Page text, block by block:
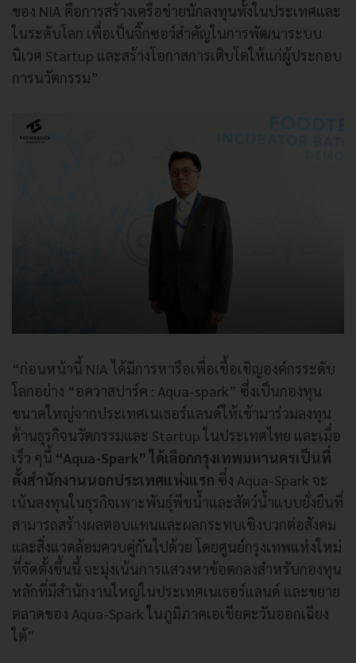
ของ NIA คือการสร้างเครือข่ายนักลงทุนทั้งในประเทศและ
ในระดับโลก เพื่อเป็นจิ๊กซอว์สำคัญในการพัฒนาระบบ
นิเวศ Startup และสร้างโอกาสการเติบโตให้แก่ผู้ประกอบ
การนวัตกรรม”
“ก่อนหน้านี้ NIA ได้มีการหารือเพื่อเชื้อเชิญองค์กรระดับ
โลกอย่าง “อควาสปาร์ค : Aqua-spark” ซึ่งเป็นกองทุน
ขนาดใหญ่จากประเทศเนเธอร์แลนด์ให้เข้ามาร่วมลงทุน
ด้านธุรกิจนวัตกรรมและ Startup ในประเทศไทย และเมื่อ
เร็ว ๆนี้ “Aqua-Spark” ได้เลือกกรุงเทพมหานครเป็นที่
ตั้งสำนักงานนอกประเทศแห่งแรก ซึ่ง Aqua-Spark จะ
เน้นลงทุนในธุรกิจเพาะพันธุ์พืชน้ำและสัตว์น้ำแบบยั่งยืนที่
สามารถสร้างผลตอบแทนและผลกระทบเชิงบวกต่อสังคม
และสิ่งแวดล้อมควบคู่กันไปด้วย โดยศูนย์กรุงเทพแห่งใหม่
ที่จัดตั้งขึ้นนี้ จะมุ่งเน้นการแสวงหาข้อตกลงสำหรับกองทุน
หลักที่มีสำนักงานใหญ่ในประเทศเนเธอร์แลนด์ และขยาย
ตลาดของ Aqua-Spark ในภูมิภาคเอเชียตะวันออกเฉียง
ใต้”